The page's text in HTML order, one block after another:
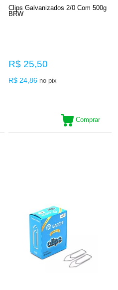
Clips Galvanizados 2/0 Com 500g
BRW
R$ 25,50
R$ 24,86 no pix
Comprar